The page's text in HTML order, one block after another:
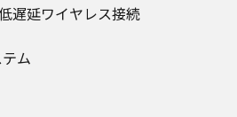
遅延ワイヤレス接続
ム